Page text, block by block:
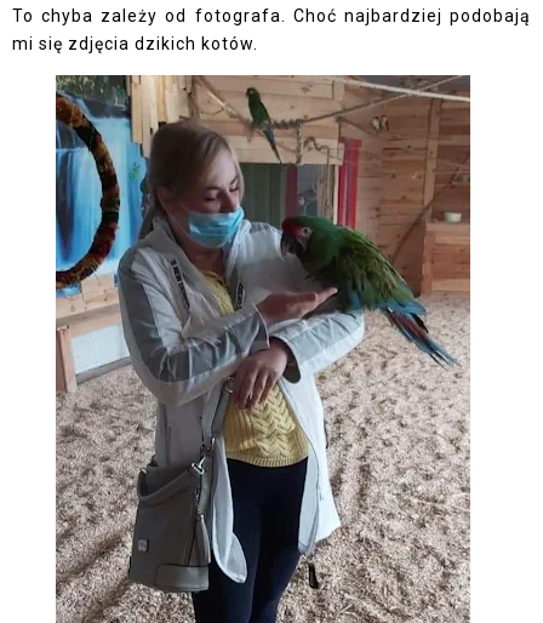
To chyba zależy od fotografa. Choć najbardziej podobają
mi się zdjęcia dzikich kotów.